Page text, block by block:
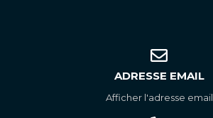
ADRESSE EMAIL
Afficher l'adresse email